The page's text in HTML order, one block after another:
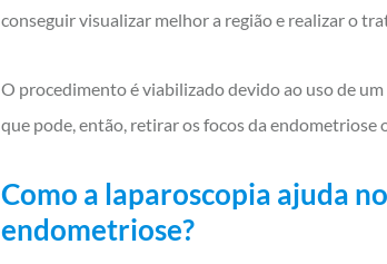
conseguir visualizar melhor a região e realizar o
O procedimento é viabilizado devido ao uso de
que pode, então, retirar os focos da endometriose
Como a laparoscopia ajuda
endometriose?